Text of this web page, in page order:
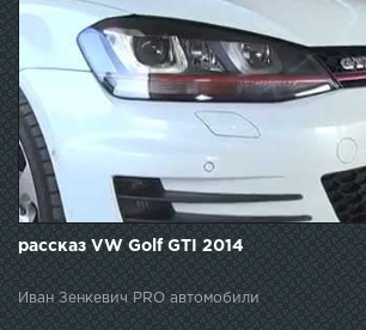
рассказ VW Golf GTI 2014
Иван Зенкевич PRO автомобили